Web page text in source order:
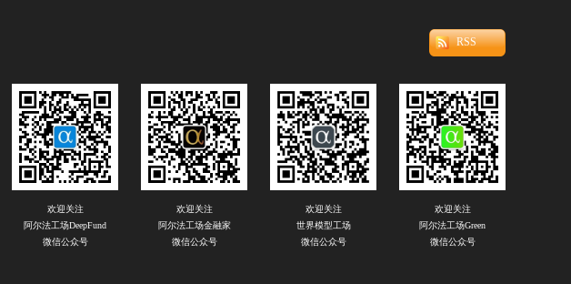
RSS
欢迎关注
阿尔法工场DeepFund
微信公众号
欢迎关注
阿尔法工场金融家
微信公众号
欢迎关注
世界模型工场
微信公众号
欢迎关注
阿尔法工场Green
微信公众号